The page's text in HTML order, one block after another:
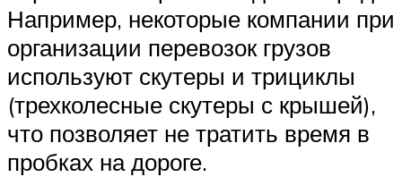
Например, некоторые компании при
организации перевозок грузов
используют скутеры и трициклы
(трехколесные скутеры с крышей),
что позволяет не тратить время в
пробках на дороге.